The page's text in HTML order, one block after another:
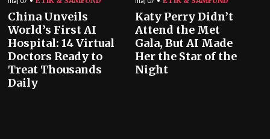
China Unveils
World’s First AI
Hospital: 14 Virtual
Doctors Ready to
Treat Thousands
Daily
Katy Perry Didn’t
Attend the Met
Gala, But AI Made
Her the Star of the
Night